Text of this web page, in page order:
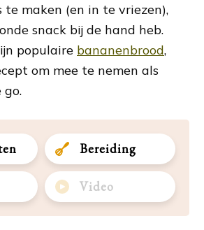
maken (en in te vriezen),
snack bij de hand heb.
populaire bananenbrood,
om mee te nemen als
Bereiding
Video